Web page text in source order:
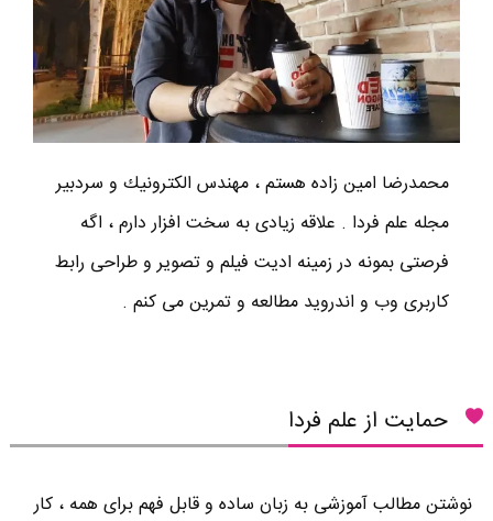
محمدرضا امين زاده هستم ، مهندس الكترونيك و سردبير
مجله علم فردا . علاقه زیادی به سخت افزار دارم ، اگه
فرصتی بمونه در زمینه ادیت فیلم و تصویر و طراحی رابط
کاربری وب و اندروید مطالعه و تمرین می کنم .
حمایت از علم فردا
نوشتن مطالب آموزشی به زبان ساده و قابل فهم برای همه ، کار